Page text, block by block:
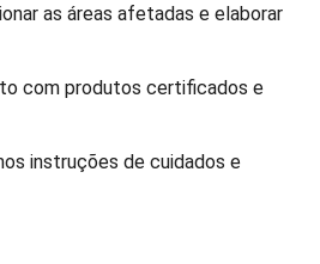
as áreas afetadas e elaborar
com produtos certificados e
instruções de cuidados e